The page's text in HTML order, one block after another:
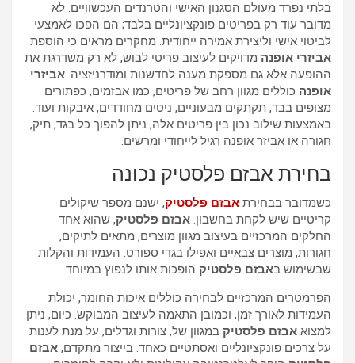
בלתי נפרד מעולם הסגנון האישי והטרנדים העכשוויים. לא
מדובר עוד רק בפריטים פונקציונליים בלבד; הם הפכו לאמצעי
לביטוי אישי וליצירת אמירה ייחודית. מחקרים מראים כי הוספת
אביזרי אופנה מדויקים לעיצוב פריטי לבוש, לא רק משדרגת את
ההופעה אלא גם מספקת מענה לחדשנות ומודרניזציה. אביזרי
אופנה כוללים מגוון רחב של פריטים, כמו אבזמים, כפתורים
מצופים בבד, תקתקים מבעוניים, ניטים מחודדים, איבקות ועוד.
באמצעות שילוב נכון בין פריטים אלה, ניתן להפוך כל בגד, תיק,
חגורה או אביזר אופנה רגיל לייחודי ומרשים.
בחירת אבזם פלסטיק נכונה
כשמדובר בבחירת אבזם פלסטיק, ישנם מספר שיקולים
קריטיים שיש לקחת בחשבון. אבזם פלסטיק, שהוא אחד
החלקים המרכזיים בעיצוב מגוון מוצרים, מתאים לתיקים,
חגורות, מוצרים צבאיים ואפילו בגדי ספורט. העמידות והקלות
שבשימוש באבזם פלסטיק הופכות אותו לנפוץ במיוחד.
הפרמטרים המרכזיים לבחירה כוללים איכות החומר, יכולת
העמידות לאורך זמן, וכמובן התאמה לעיצוב המבוקש. כיום, ניתן
למצוא אבזם פלסטיק במגוון של, צורות וגדלים, על מנת לענות
על צרכים פונקציונליים ואסתטיים כאחד. בייצור מתקדם, אבזם